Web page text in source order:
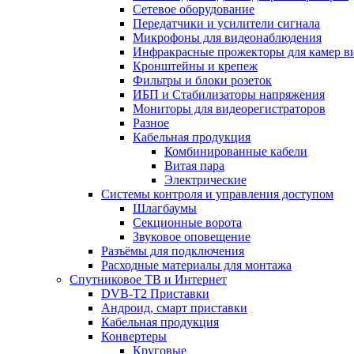
Сетевое оборудование
Передатчики и усилители сигнала
Микрофоны для видеонаблюдения
Инфракрасные прожекторы для камер
Кронштейны и крепеж
Фильтры и блоки розеток
ИБП и Стабилизаторы напряжения
Мониторы для видеорегистраторов
Разное
Кабельная продукция
Комбинированные кабели
Витая пара
Электрические
Системы контроля и управления доступом
Шлагбаумы
Секционные ворота
Звуковое оповещение
Разъёмы для подключения
Расходные материалы для монтажа
Спутниковое ТВ и Интернет
DVB-Т2 Приставки
Андроид, смарт приставки
Кабельная продукция
Конвертеры
Круговые